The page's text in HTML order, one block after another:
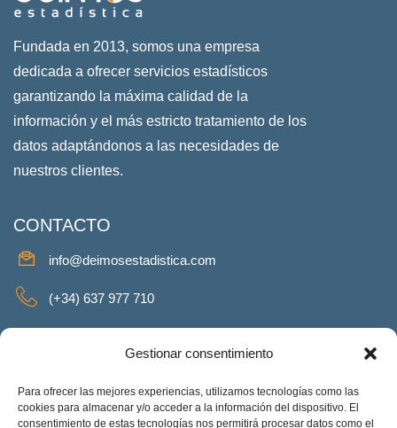
Gestionar consentimiento
Para ofrecer las mejores experiencias, utilizamos tecnologías como las
cookies para almacenar y/o acceder a la información del dispositivo. El
consentimiento de estas tecnologías nos permitirá procesar datos como el
Fundada en 2013, somos una empresa
dedicada a ofrecer servicios estadísticos
garantizando la máxima calidad de la
información y el más estricto tratamiento de los
datos adaptándonos a las necesidades de
nuestros clientes.
CONTACTO
info@deimosestadistica.com
(+34) 637 977 710